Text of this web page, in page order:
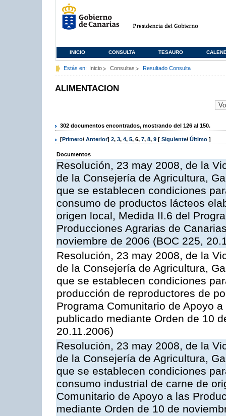
INICIO CONSULTA TESAURO
Estás en: Inicio Consultas Resultado Consulta
ALIMENTACION
302 documentos encontrados, mostrando del 126 al 150.
[Primero/ Anterior] 2, 3, 4, 5, 6, 7, 8, 9 [ Siguiente/ Último ]
Documentos
Resolución, 23 may 2008, de la
de la Consejería de Agricultura,
que se establecen condiciones
consumo de productos lácteos
origen local, Medida II.6 del
Producciones Agrarias de
noviembre de 2006 (BOC 225,
Resolución, 23 may 2008, de la
de la Consejería de Agricultura,
que se establecen condiciones
producción de reproductores de
Programa Comunitario de Apoyo
publicado mediante Orden de 10
20.11.2006)
Resolución, 23 may 2008, de la
de la Consejería de Agricultura,
que se establecen condiciones
consumo industrial de carne de
Comunitario de Apoyo a las
mediante Orden de 10 de